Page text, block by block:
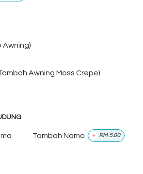
Awning)
Awning Moss Crepe)
Tambah Nama + RM 5.00